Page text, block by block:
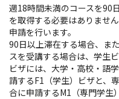
週18時間未満のコースを90
を取得する必要はありませ
申請を行います。
90日以上滞在する場合、ま
スを受講する場合は、学生
ビザには、大学・高校・語
請するF1（学生）ビザと、
合に申請するM1（専門学生